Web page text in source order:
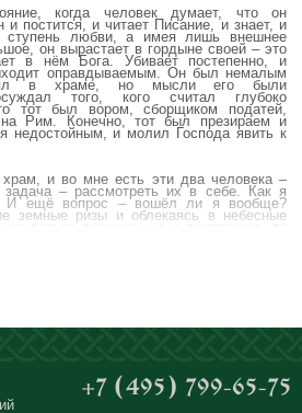
когда человек думает, что он
и постится, и читает Писание, и знает, и
ступень любви, а имея лишь внешнее
он вырастает в гордыне своей – это
в нём Бога. Убивает постепенно, и
оправдываемым. Он был немалым
в храме, но мысли его были
того, кого считал глубоко
тот был вором, сборщиком податей,
Рим. Конечно, тот был презираем и
недостойным, и молил Господа явить к
и во мне есть эти два человека –
– рассмотреть их в себе. Как я
И ещё вопрос – вошёл ли я вообще?
земные ризы и облекаясь в небесные
только внешние, но и внутренние, то
стоящих в храме, и он ужаснулся
молится – ни один человек, кроме одного
о чём угодно: о работе, о молодой жене
+7 (495) 799-65-75